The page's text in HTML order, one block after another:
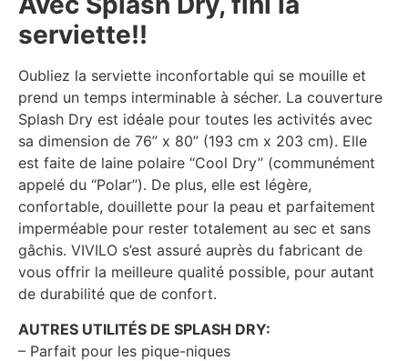
serviette!!
Oubliez la serviette inconfortable qui se mouille et
prend un temps interminable à sécher. La couverture
Splash Dry est idéale pour toutes les activités avec
sa dimension de 76’’ x 80’’ (193 cm x 203 cm). Elle
est faite de laine polaire ‘‘Cool Dry’’ (communément
appelé du ‘‘Polar’’). De plus, elle est légère,
confortable, douillette pour la peau et parfaitement
imperméable pour rester totalement au sec et sans
gâchis. VIVILO s’est assuré auprès du fabricant de
vous offrir la meilleure qualité possible, pour autant
de durabilité que de confort.
AUTRES UTILITÉS DE SPLASH DRY:
– Parfait pour les pique-niques